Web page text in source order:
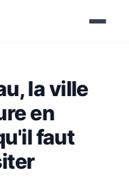
la ville
en
faut